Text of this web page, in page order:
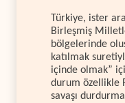
Türkiye, ister
Birleşmiş
bölgelerinde
katılmak
içinde olmak”
durum özellikle
savaşı